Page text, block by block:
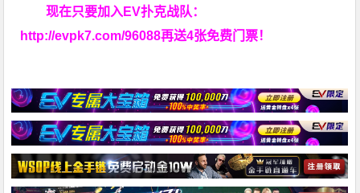
现在只要加入EV扑克战队：
http://evpk7.com/96088再送4张免费门票！